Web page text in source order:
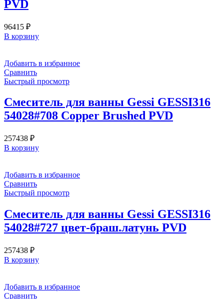
PVD
96415 ₽
В корзину
Добавить в избранное
Сравнить
Быстрый просмотр
Смеситель для ванны Gessi GESSI316
54028#708 Copper Brushed PVD
257438 ₽
В корзину
Добавить в избранное
Сравнить
Быстрый просмотр
Смеситель для ванны Gessi GESSI316
54028#727 цвет-браш.латунь PVD
257438 ₽
В корзину
Добавить в избранное
Сравнить